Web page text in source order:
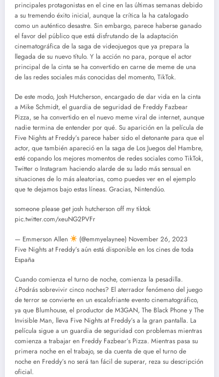
principales protagonistas en el cine en las últimas semanas debido
a su tremendo éxito inicial, aunque la crítica la ha catalogado
como un auténtico desastre. Sin embargo, parece haberse ganado
el favor del público que está disfrutando de la adaptación
cinematográfica de la saga de videojuegos que ya prepara la
llegada de su nuevo título. Y la acción no para, porque el actor
principal de la cinta se ha convertido en carne de meme de una
de las redes sociales más conocidas del momento, TikTok.
De este modo, Josh Hutcherson, encargado de dar vida en la cinta
a Mike Schmidt, el guardia de seguridad de Freddy Fazbear
Pizza, se ha convertido en el nuevo meme viral de internet, aunque
nadie termina de entender por qué. Su aparición en la película de
Five Nights at Freddy’s parece haber sido el detonante para que el
actor, que también apareció en la saga de Los Juegos del Hambre,
esté copando los mejores momentos de redes sociales como TikTok,
Twitter o Instagram haciendo alarde de su lado más sensual en
situaciones de lo más aleatorias, como puedes ver en el ejemplo
que te dejamos bajo estas líneas. Gracias, Nintendúo.
someone please get josh hutcherson off my tiktok
pic.twitter.com/xeuNG2PVFr
— Emmerson Allen
(@emmyelaynee) November 26, 2023
Five Nights at Freddy’s aún está disponible en los cines de toda
España
Cuando comienza el turno de noche, comienza la pesadilla.
¿Podrás sobrevivir cinco noches? El aterrador fenómeno del juego
de terror se convierte en un escalofriante evento cinematográfico,
ya que Blumhouse, el productor de M3GAN, The Black Phone y The
Invisible Man, lleva Five Nights at Freddy’s a la gran pantalla. La
película sigue a un guardia de seguridad con problemas mientras
comienza a trabajar en Freddy Fazbear’s Pizza. Mientras pasa su
primera noche en el trabajo, se da cuenta de que el turno de
noche en Freddy’s no será tan fácil de superar, reza su descripción
oficial.